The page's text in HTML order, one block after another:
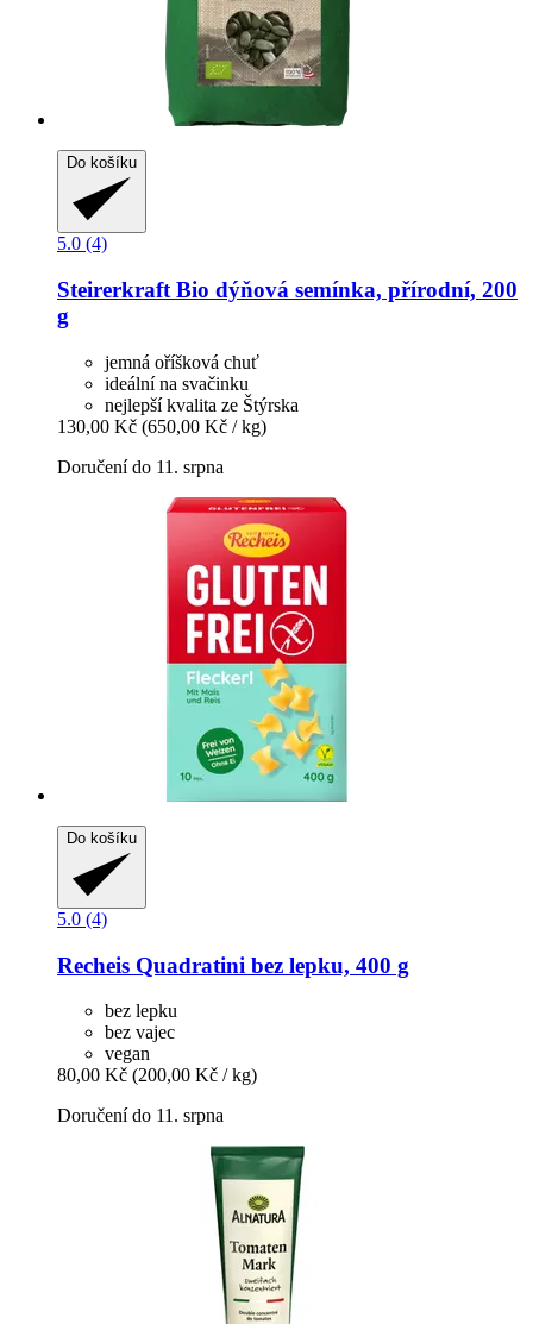
Do košíku
5.0 (4)
Steirerkraft Bio dýňová semínka, přírodní, 200
g
jemná oříšková chuť
ideální na svačinku
nejlepší kvalita ze Štýrska
130,00 Kč (650,00 Kč / kg)
Doručení do 11. srpna
Do košíku
5.0 (4)
Recheis Quadratini bez lepku, 400 g
bez lepku
bez vajec
vegan
80,00 Kč (200,00 Kč / kg)
Doručení do 11. srpna